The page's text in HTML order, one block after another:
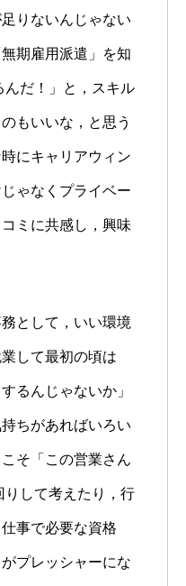
りないんじゃない
期雇用派遣」を知
んだ！」と，スキル
もいいな，と思う
にキャリアウィン
ゃなくプライベー
ミに共感し，興味
として，いい環境
して最初の頃は
るんじゃないか」
ちがあればいろい
そ「この営業さん
りして考えたり，行
事で必要な資格
プレッシャーにな